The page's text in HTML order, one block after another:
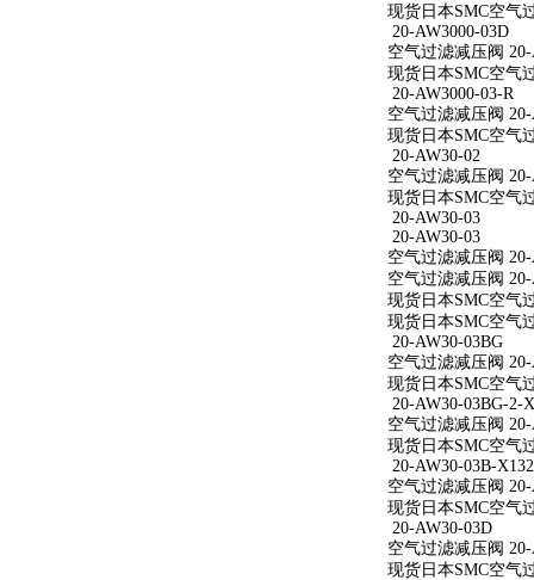
现货日本SMC空气
20-AW3000-03D
空气过滤减压阀 20-
现货日本SMC空气
20-AW3000-03-R
空气过滤减压阀 20-
现货日本SMC空气
20-AW30-02
空气过滤减压阀 20-
现货日本SMC空气
20-AW30-03
20-AW30-03
空气过滤减压阀 20-
空气过滤减压阀 20-
现货日本SMC空气
现货日本SMC空气
20-AW30-03BG
空气过滤减压阀 20-
现货日本SMC空气
20-AW30-03BG-2-
空气过滤减压阀
现货日本SMC空气
20-AW30-03B-X132
空气过滤减压阀
现货日本SMC空气
20-AW30-03D
空气过滤减压阀
现货日本SMC空气